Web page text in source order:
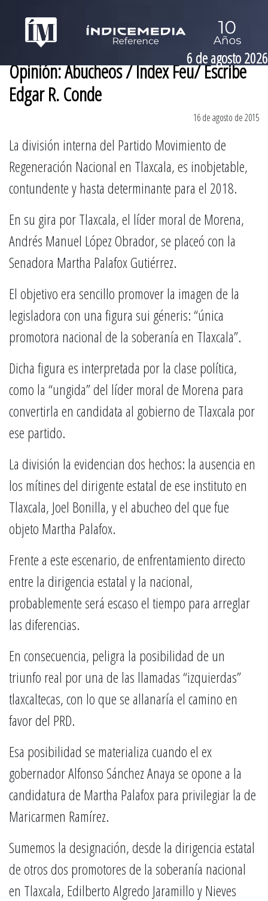
6 de agosto 2026
Opinión: Abucheos / Índex Feu/ Escribe
Edgar R. Conde
16 de agosto de 2015
La división interna del Partido Movimiento de
Regeneración Nacional en Tlaxcala, es inobjetable,
contundente y hasta determinante para el 2018.
En su gira por Tlaxcala, el líder moral de Morena,
Andrés Manuel López Obrador, se placeó con la
Senadora Martha Palafox Gutiérrez.
El objetivo era sencillo promover la imagen de la
legisladora con una figura sui géneris: “única
promotora nacional de la soberanía en Tlaxcala”.
Dicha figura es interpretada por la clase política,
como la “ungida” del líder moral de Morena para
convertirla en candidata al gobierno de Tlaxcala por
ese partido.
La división la evidencian dos hechos: la ausencia en
los mítines del dirigente estatal de ese instituto en
Tlaxcala, Joel Bonilla, y el abucheo del que fue
objeto Martha Palafox.
Frente a este escenario, de enfrentamiento directo
entre la dirigencia estatal y la nacional,
probablemente será escaso el tiempo para arreglar
las diferencias.
En consecuencia, peligra la posibilidad de un
triunfo real por una de las llamadas “izquierdas”
tlaxcaltecas, con lo que se allanaría el camino en
favor del PRD.
Esa posibilidad se materializa cuando el ex
gobernador Alfonso Sánchez Anaya se opone a la
candidatura de Martha Palafox para privilegiar la de
Maricarmen Ramírez.
Sumemos la designación, desde la dirigencia estatal
de otros dos promotores de la soberanía nacional
en Tlaxcala, Edilberto Algredo Jaramillo y Nieves